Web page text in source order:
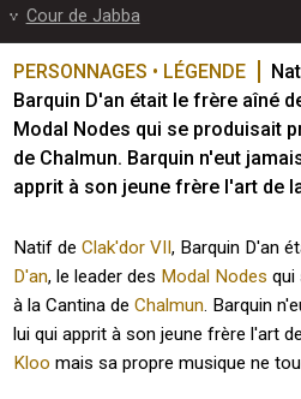
Cour de Jabba
PERSONNAGES • LÉGENDE
Barquin D'an était le frère aîné
Modal Nodes qui se produisait
de Chalmun. Barquin n'eut
apprit à son jeune frère l'art de
Natif deClak'dor VII, Barquin D'an
D'an, le leader des Modal Nodes qui
à la Cantina deChalmun. Barquin
lui qui apprit à son jeune frère l'art
Kloo mais sa propre musique ne